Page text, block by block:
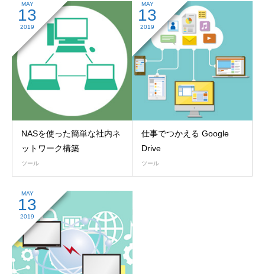
MAY
13
2019
NASを使った簡単な社内ネ
ットワーク構築
ツール
MAY
13
2019
仕事でつかえる Google
Drive
ツール
MAY
13
2019